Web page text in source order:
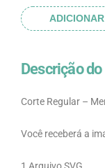
Descrição
Corte Regular –
Você receberá a